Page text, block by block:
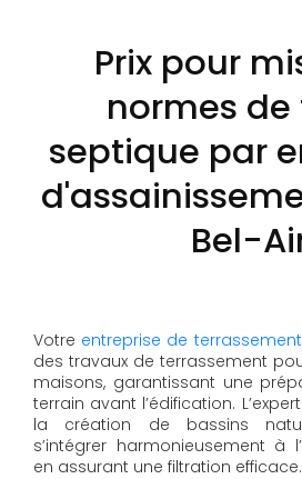
Prix pour
normes de
septique par
Bel-
Votre entreprise de
des travaux de terrassement
maisons, garantissant une
terrain avant l’édification.
la création de bassins
s’intégrer harmonieusement à
en assurant une filtration efficace.